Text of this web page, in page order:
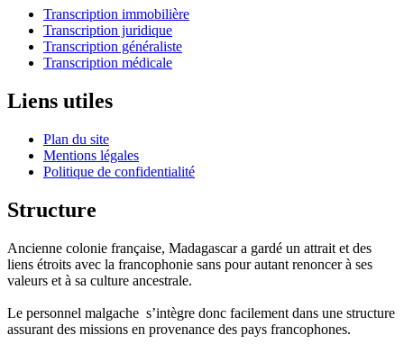
Transcription immobilière
Transcription juridique
Transcription généraliste
Transcription médicale
Liens utiles
Plan du site
Mentions légales
Politique de confidentialité
Structure
Ancienne colonie française, Madagascar a gardé un attrait et des
liens étroits avec la francophonie sans pour autant renoncer à ses
valeurs et à sa culture ancestrale.
Le personnel malgache s’intègre donc facilement dans une structure
assurant des missions en provenance des pays francophones.